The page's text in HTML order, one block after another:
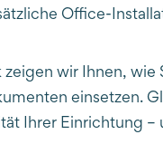
Office-
zeigen wir Ihnen,
einsetzen.
Ihrer Einrichtung